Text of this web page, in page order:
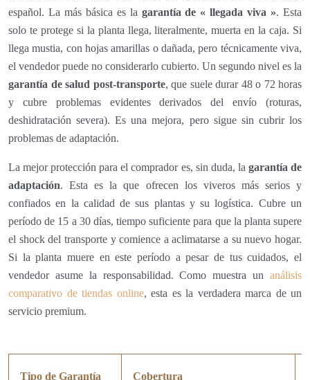
español. La más básica es la garantía de « llegada viva ». Esta
solo te protege si la planta llega, literalmente, muerta en la caja. Si
llega mustia, con hojas amarillas o dañada, pero técnicamente viva,
el vendedor puede no considerarlo cubierto. Un segundo nivel es la
garantía de salud post-transporte, que suele durar 48 o 72 horas
y cubre problemas evidentes derivados del envío (roturas,
deshidratación severa). Es una mejora, pero sigue sin cubrir los
problemas de adaptación.
La mejor protección para el comprador es, sin duda, la garantía de
adaptación. Esta es la que ofrecen los viveros más serios y
confiados en la calidad de sus plantas y su logística. Cubre un
período de 15 a 30 días, tiempo suficiente para que la planta supere
el shock del transporte y comience a aclimatarse a su nuevo hogar.
Si la planta muere en este período a pesar de tus cuidados, el
vendedor asume la responsabilidad. Como muestra un análisis
comparativo de tiendas online, esta es la verdadera marca de un
servicio premium.
Tipo de Garantía Cobertura